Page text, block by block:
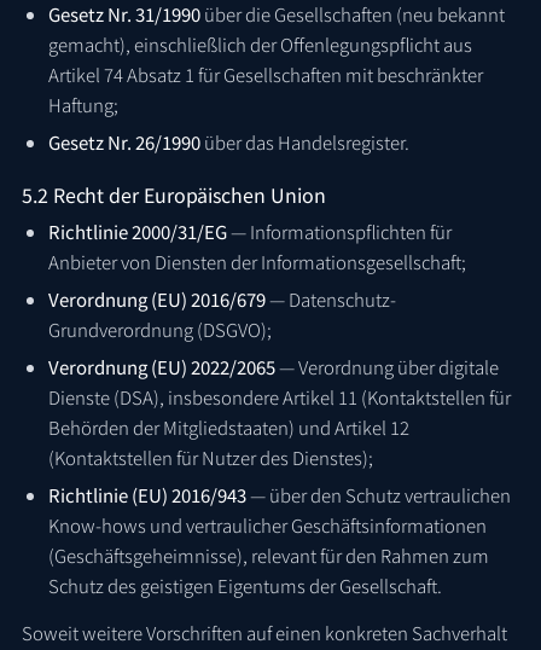
Gesetz Nr. 31/1990über die Gesellschaften (neu bekannt
gemacht), einschließlich der Offenlegungspflicht aus
Artikel 74 Absatz 1 für Gesellschaften mit beschränkter
Haftung;
Gesetz Nr. 26/1990über das Handelsregister.
5.2 Recht der Europäischen Union
Richtlinie 2000/31/EG— Informationspflichten für
Anbieter von Diensten der Informationsgesellschaft;
Verordnung (EU) 2016/679— Datenschutz-
Grundverordnung (DSGVO);
Verordnung (EU) 2022/2065— Verordnung über digitale
Dienste (DSA), insbesondere Artikel 11 (Kontaktstellen für
Behörden der Mitgliedstaaten) und Artikel 12
(Kontaktstellen für Nutzer des Dienstes);
Richtlinie (EU) 2016/943— über den Schutz vertraulichen
Know-hows und vertraulicher Geschäftsinformationen
(Geschäftsgeheimnisse), relevant für den Rahmen zum
Schutz des geistigen Eigentums der Gesellschaft.
Soweit weitere Vorschriften auf einen konkreten Sachverhalt